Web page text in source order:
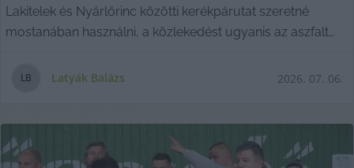
Lakitelek és Nyárlőrinc közötti kerékpárutat szeretné
mostanában használni, a közlekedést ugyanis az aszfalt
Mint kiderült, az érintett önkormányzatok, valamint az út
fakadóan - egyelőre csak figyelmeztető táblákat helyezett
ki a problémás szakaszon. Latyák Balázs írása.
LB Latyák Balázs 2026. 07. 06.